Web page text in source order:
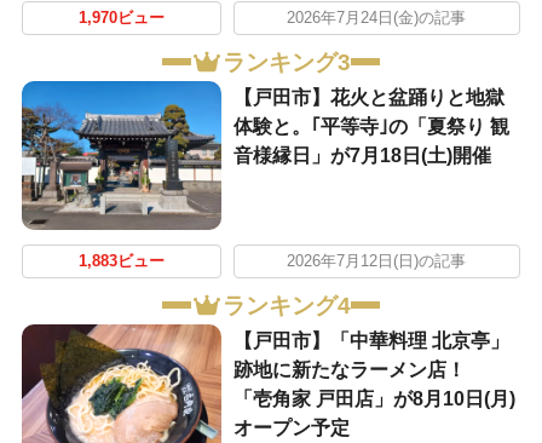
1,970ビュー 2026年7月24日(金)の記事
ランキング3
【戸田市】花火と盆踊りと地獄
体験と。｢平等寺｣の「夏祭り 観
音様縁日」が7月18日(土)開催
1,883ビュー 2026年7月12日(日)の記事
ランキング4
【戸田市】「中華料理 北京亭」
跡地に新たなラーメン店！
「壱角家 戸田店」が8月10日(月)
オープン予定